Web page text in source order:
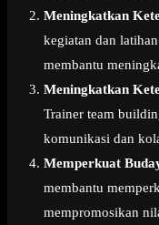
Meningkatkan
kegiatan dan
membantu
Meningkatkan
Trainer team
komunikasi dan
Memperkuat
membantu
mempromosikan